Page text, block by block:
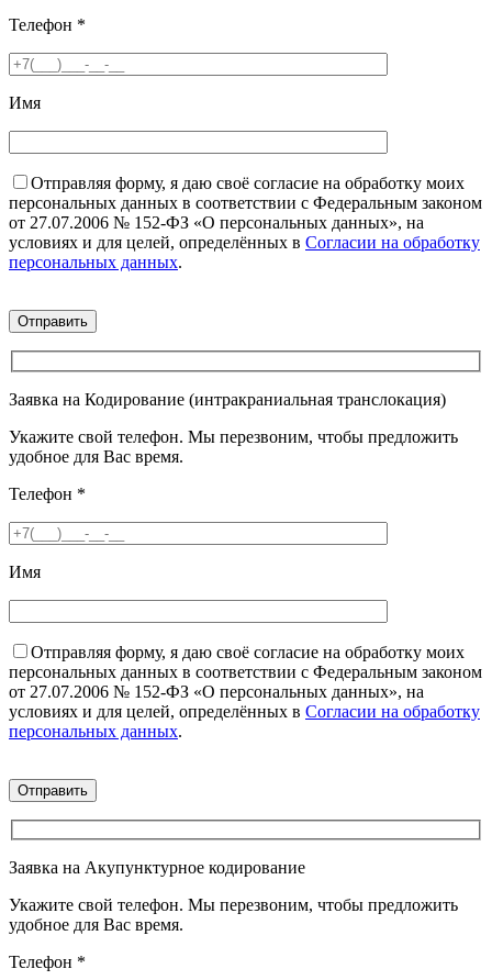
Телефон *
Имя
Отправляя форму, я даю своё согласие на обработку моих
персональных данных в соответствии с Федеральным законом
от 27.07.2006 № 152-ФЗ «О персональных данных», на
условиях и для целей, определённых в Согласии на обработку
персональных данных.
Заявка на Кодирование (интракраниальная транслокация)
Укажите свой телефон. Мы перезвоним, чтобы предложить
удобное для Вас время.
Телефон *
Имя
Отправляя форму, я даю своё согласие на обработку моих
персональных данных в соответствии с Федеральным законом
от 27.07.2006 № 152-ФЗ «О персональных данных», на
условиях и для целей, определённых в Согласии на обработку
персональных данных.
Заявка на Акупунктурное кодирование
Укажите свой телефон. Мы перезвоним, чтобы предложить
удобное для Вас время.
Телефон *